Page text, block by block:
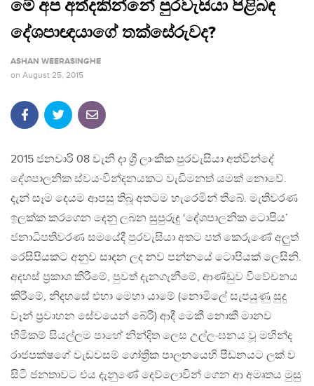
මේ අප අත්දකින්නේ පුරවැසියා පිළිබඳ
දේශපාඥයාගේ තක්සේරුවද?
ASHAN WEERASINGHE
on August 25, 2015
2015 ජනවාරි 08 වැනි දා ශ්‍රී ලාංකික පුරවැසියා අත්වින්දේ
දේශපාලනික ස්වයංවින්දනයකට වැඩිමනත් යමක් නොවේ.
දැන් සෑම දෙයම ආපසු තිබූ අතටම හැරෙමින් තිබේ. මැතිවරණ
ඉලක්ක කරගෙන දෙනු ලබන සුපුරුදු ‘දේශපාලනික ටොපිය’
ජනාධිපතිවරණ සමයේදී පුරවැසියා අතට පත් කෙරුණේ අලුත්
රෙසිපියකට අනුව සාදන ලද නව පන්නයේ ටොපියක් ලෙසිනි.
අදහස් ප්‍රකාශ කිරීමේ, පුවත් දැනගැනීමේ, ආණ්ඩුව විවේචනය
කිරීමේ, නිදහසේ එහා මෙහා යාමේ (නොමිලේ සැපයුණු සුදු
වෑන් ප්‍රවාහන සේවයෙන් බේරී) ආදී මෙකී නොකී මානව
හිමිකම් සියල්ලම පාහේ නින්දිත ලෙස උල්ලංඝනය වූ මහින්ද
රාජපක්ෂගේ වැඩවසම් ගෝත්‍රික පාලනයෙහි පීඩනයට ලක් ව
සිටි ජනතාවට එය දැනුණේ දෙව්ලොවින් ගෙන ආ අමෘතය මුසු